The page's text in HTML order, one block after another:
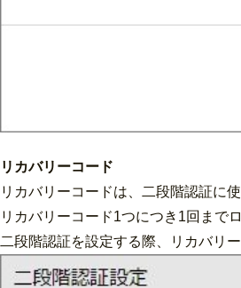
リカバリーコード
リカバリーコードは、二段階認証に
リカバリーコード1つにつき1回まで
二段階認証を設定する際、リカバリ